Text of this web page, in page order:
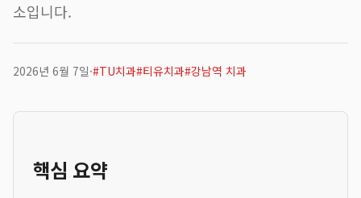
소입니다.
2026년 6월 7일·#TU치과#티유치과#강남역 치과
핵심 요약